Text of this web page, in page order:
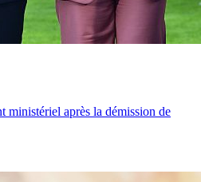
ministériel après la démission de